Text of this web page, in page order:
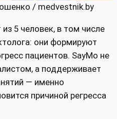
/ medvestnik.by
5 человек, в том числе
они формируют
пациентов. SayMo не
а поддерживает
— именно
причиной регресса